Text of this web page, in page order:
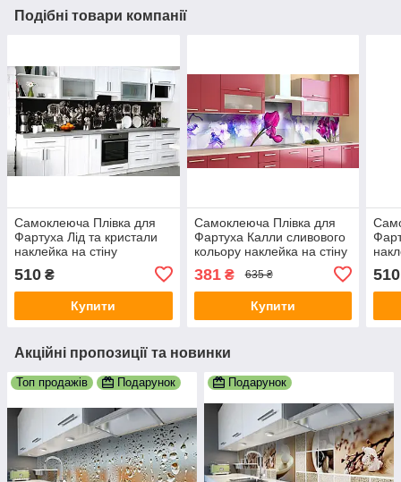
Подібні товари компанії
Самоклеюча Плівка для
Фартуха Лід та кристали
наклейка на стіну
510 ₴
Купити
Самоклеюча Плівка для
Фартуха Калли сливового
кольору наклейка на стіну
381₴ 635 ₴
Купити
510
Акційні пропозиції та новинки
Топ продажів Подарунок Подарунок